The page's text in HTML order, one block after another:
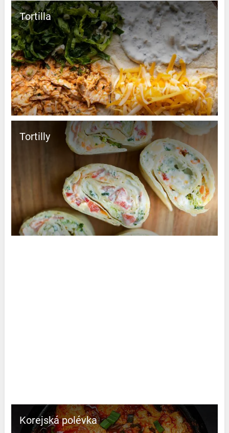
Tortilla
Tortilly
Korejská polévka